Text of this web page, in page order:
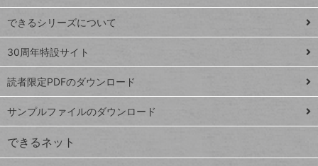
ド
Google
スプレ
ッドシ
ート
iPhone
VLOOKUP
ト
ッ
プ
ペ
ジ
連載
できるシリーズについて
30周年特設サイト
読者限定PDFのダウンロード
サンプルファイルのダウンロード
できるネット